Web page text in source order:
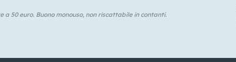
a 50 euro. Buono monouso, non riscattabile in contanti.